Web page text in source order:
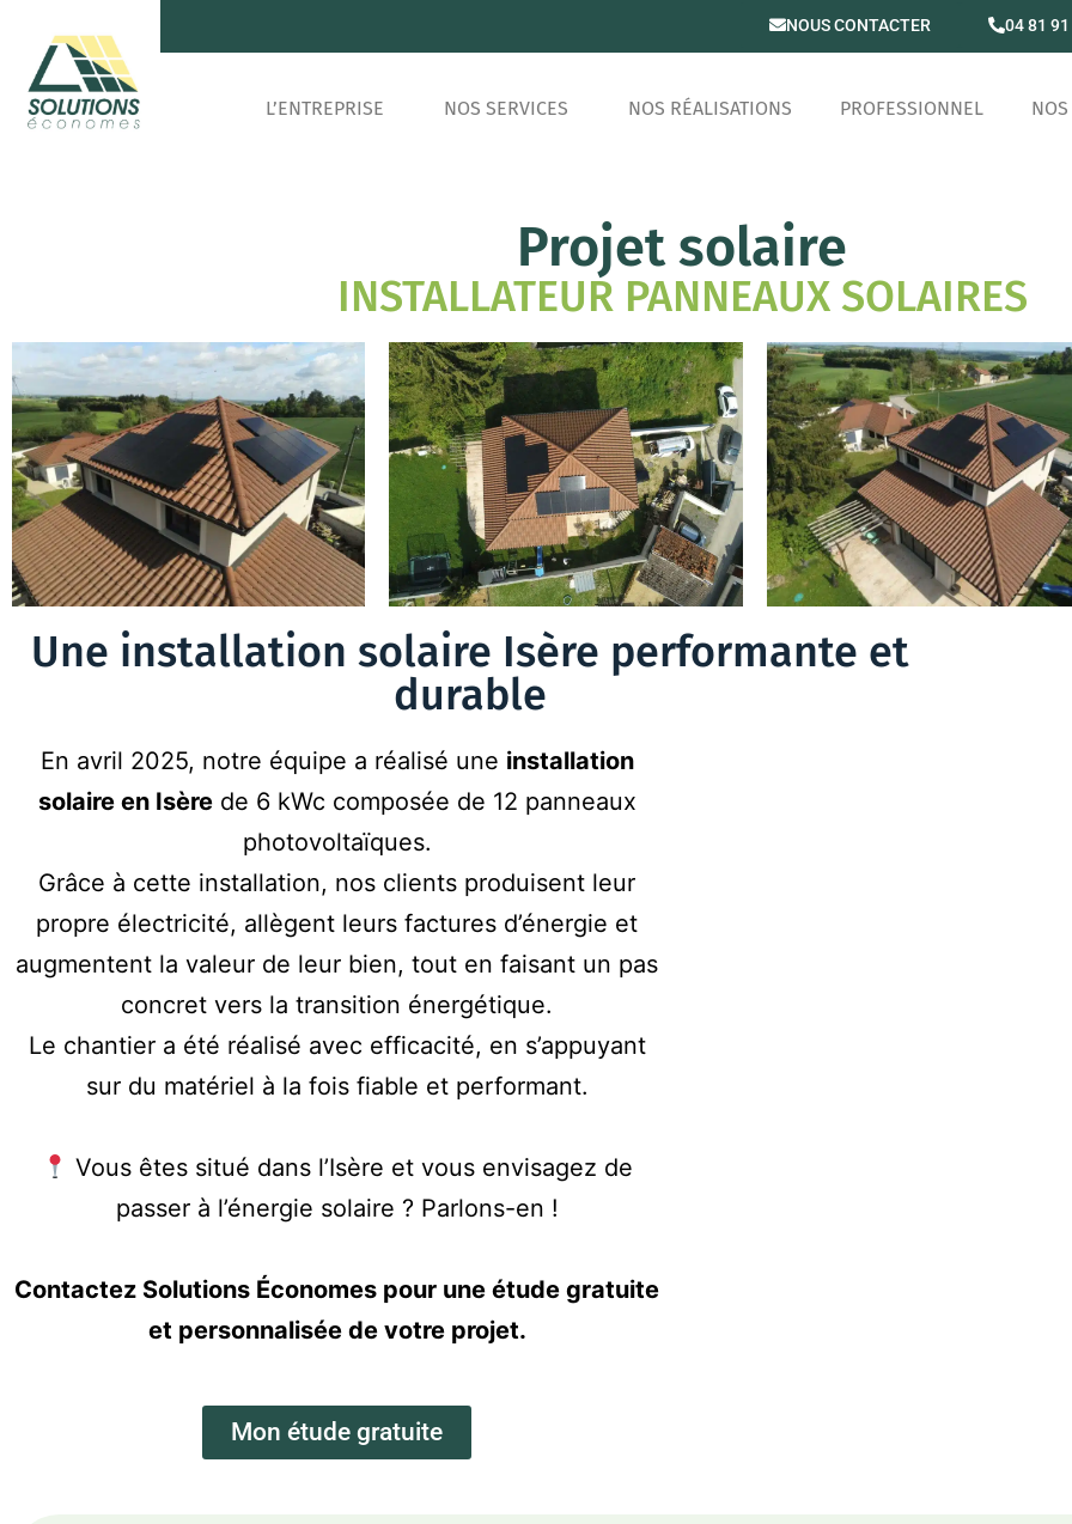
NOUS CONTACTER 04 81
L’ENTREPRISE NOS SERVICES NOS RÉALISATIONS PROFESSIONNEL
Projet solaire
INSTALLATEUR PANNEAUX SOLAIRES
Une installation solaire Isère performante et
durable
En avril 2025, notre équipe a réalisé une installation
solaire en Isèrede 6 kWc composée de 12 panneaux
photovoltaïques.
Grâce à cette installation, nos clients produisent leur
propre électricité, allègent leurs factures d’énergie et
augmentent la valeur de leur bien, tout en faisant un pas
concret vers la transition énergétique.
Le chantier a été réalisé avec efficacité, en s’appuyant
sur du matériel à la fois fiable et performant.
Vous êtes situé dans l’Isère et vous envisagez de
passer à l’énergie solaire ? Parlons-en !
Contactez Solutions Économes pour une étude gratuite
et personnalisée de votre projet.
Mon étude gratuite